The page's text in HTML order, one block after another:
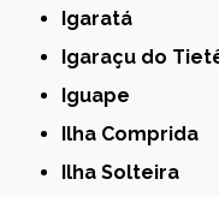
Igaratá
Igaraçu do
Iguape
Ilha Comprida
Ilha Solteira